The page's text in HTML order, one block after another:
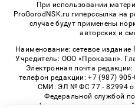
При использовании
ProGorodNSK.ru гиперссылка на
случае будут применены
авторских и
Наименование: сетевое
Учредитель: ООО «Проказан».
Электронная почта
телефон редакции: +7 (987)
СМИ: ЭЛ № ФС 77 - 82994
Федеральной службой
информационных